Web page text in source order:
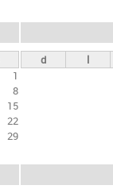
1
8
15
22
29
d l